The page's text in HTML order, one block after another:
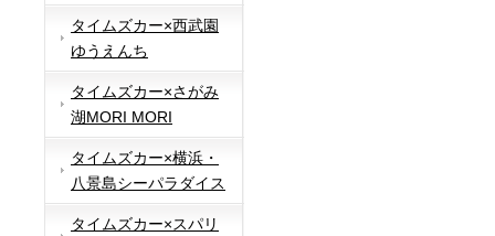
タイムズカー×西武園
ゆうえんち
タイムズカー×さがみ
湖MORI MORI
タイムズカー×横浜・
八景島シーパラダイス
タイムズカー×スパリ